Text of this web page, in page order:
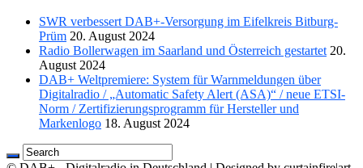
SWR verbessert DAB+-Versorgung im Eifelkreis Bitburg-
Prüm 20. August 2024
Radio Bollerwagen im Saarland und Österreich gestartet 20.
August 2024
DAB+ Weltpremiere: System für Warnmeldungen über
Digitalradio / „Automatic Safety Alert (ASA)“ / neue ETSI-
Norm / Zertifizierungsprogramm für Hersteller und
Markenlogo 18. August 2024